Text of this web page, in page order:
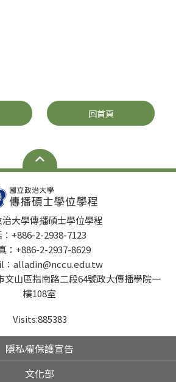
回首頁
治大學傳播碩士學位學程
：+886-2-2938-7123
：+886-2-2937-8629
：alladin@nccu.edu.tw
文山區指南路二段64號政大傳播學院一
樓108室
Visits:885383
隱私權保護宣告
文化部